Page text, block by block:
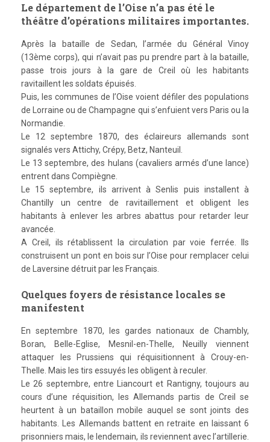
Le département de l’Oise n’a pas été le
théâtre d’opérations militaires importantes.
Après la bataille de Sedan, l’armée du Général Vinoy
(13ème corps), qui n’avait pas pu prendre part à la bataille,
passe trois jours à la gare de Creil où les habitants
ravitaillent les soldats épuisés.
Puis, les communes de l’Oise voient défiler des populations
de Lorraine ou de Champagne qui s’enfuient vers Paris ou la
Normandie.
Le 12 septembre 1870, des éclaireurs allemands sont
signalés vers Attichy, Crépy, Betz, Nanteuil.
Le 13 septembre, des hulans (cavaliers armés d’une lance)
entrent dans Compiègne.
Le 15 septembre, ils arrivent à Senlis puis installent à
Chantilly un centre de ravitaillement et obligent les
habitants à enlever les arbres abattus pour retarder leur
avancée.
A Creil, ils rétablissent la circulation par voie ferrée. Ils
construisent un pont en bois sur l’Oise pour remplacer celui
de Laversine détruit par les Français.
Quelques foyers de résistance locales se
manifestent
En septembre 1870, les gardes nationaux de Chambly,
Boran, Belle-Eglise, Mesnil-en-Thelle, Neuilly viennent
attaquer les Prussiens qui réquisitionnent à Crouy-en-
Thelle. Mais les tirs essuyés les obligent à reculer.
Le 26 septembre, entre Liancourt et Rantigny, toujours au
cours d’une réquisition, les Allemands partis de Creil se
heurtent à un bataillon mobile auquel se sont joints des
habitants. Les Allemands battent en retraite en laissant 6
prisonniers mais, le lendemain, ils reviennent avec l’artillerie.